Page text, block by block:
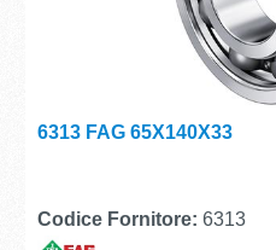
6313 FAG 65X140X33
Codice Fornitore: 6313